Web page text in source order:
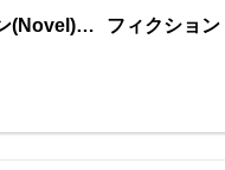
フィクション(Novel)更新順